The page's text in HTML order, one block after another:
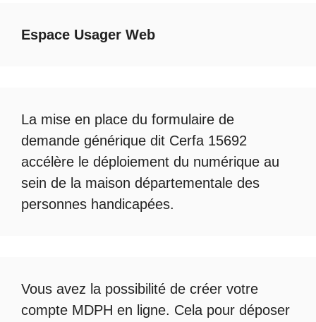
Espace Usager Web
La mise en place du formulaire de
demande générique dit Cerfa 15692
accélère le déploiement du numérique au
sein de la maison départementale des
personnes handicapées.
Vous avez la possibilité de créer votre
compte MDPH en ligne. Cela pour déposer